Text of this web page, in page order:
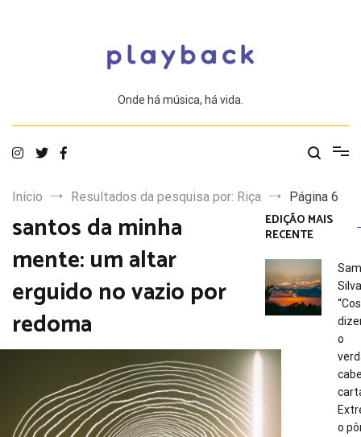
Onde há música, há vida.
Início Resultados da pesquisa por: Riça Página 6
santos da minha
mente: um altar
erguido no vazio por
redoma
EDIÇÃO MAIS
RECENTE
o
o